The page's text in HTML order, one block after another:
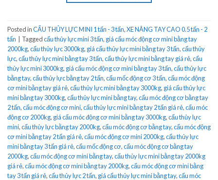
Posted inCẨU THỦY LỰC MINI 1 tấn - 3 tấn,XE NÂNG TAY CAO 0.5 tấn - 2
tấn
Taggedcẩu thủy lực mini 3 tấn, giá cẩu móc động cơ mini bằng tay
2000kg,cẩu thủy lực 3000kg, giá cẩu thủy lực mini bằng tay 3 tấn,cẩu thủy
lực,cẩu thủy lực mini bằng tay 3 tấn,cẩu thủy lực mini bằng tay giá rẻ,cẩu
thủy lực mini 3000kg, giá cẩu móc động cơ mini bằng tay 3 tấn,cẩu thủy lực
bằng tay,cẩu thủy lực bằng tay 2 tấn,cẩu mốc động cơ 3 tấn,cẩu móc động
cơ mini bằng tay giá rẻ,cẩu thủy lực mini bằng tay 3000kg, giá cẩu thủy lực
mini bằng tay 3000kg,cẩu thủy lực mini bằng tay,cẩu móc động cơ bằng tay
2 tấn,cẩu móc động cơ mini,cẩu thủy lực mini bằng tay 2 tấn giá rẻ,cẩu móc
động cơ 2000kg, giá cẩu móc động cơ mini bằng tay 3000kg,cẩu thủy lực
mini,cẩu thủy lực bằng tay 2000kg,cẩu móc động cơ bằng tay,cẩu móc động
cơ mini bằng tay 2 tấn giá rẻ,cẩu móc động cơ mini 2000kg,cẩu thủy lực
mini bằng tay 3 tấn giá rẻ,cẩu mốc động cơ,cẩu móc động cơ bằng tay
2000kg,cẩu móc động cơ mini bằng tay,cẩu thủy lực mini bằng tay 2000kg
giá rẻ,cẩu móc động cơ mini bằng tay 2000kg,cẩu móc động cơ mini bằng
tay 3 tấn giá rẻ,cẩu thủy lực 2 tấn, giá cẩu thủy lực mini bằng tay,cẩu móc